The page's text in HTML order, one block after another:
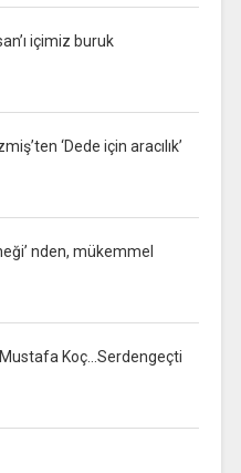
içimiz buruk
‘Dede için aracılık’
nden, mükemmel
Koç…Serdengeçti